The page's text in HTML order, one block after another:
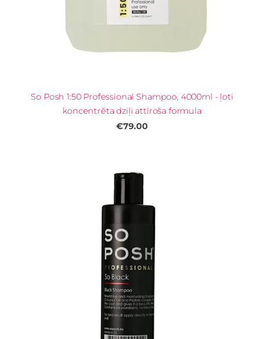
So Posh 1:50 Professional Shampoo, 4000ml - ļoti
koncentrēta dziļi attīroša formula
€79.00